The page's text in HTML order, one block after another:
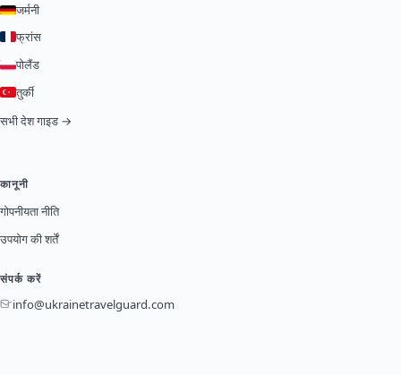
जर्मनी
फ्रांस
पोलैंड
तुर्की
सभी देश गाइड →
कानूनी
गोपनीयता नीति
उपयोग की शर्तें
संपर्क करें
info@ukrainetravelguard.com